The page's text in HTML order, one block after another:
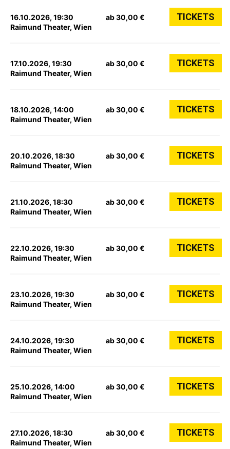
16.10.2026, 19:30
Raimund Theater, Wien
ab 30,00 € TICKETS
17.10.2026, 19:30
Raimund Theater, Wien
ab 30,00 € TICKETS
18.10.2026, 14:00
Raimund Theater, Wien
ab 30,00 € TICKETS
20.10.2026, 18:30
Raimund Theater, Wien
ab 30,00 € TICKETS
21.10.2026, 18:30
Raimund Theater, Wien
ab 30,00 € TICKETS
22.10.2026, 19:30
Raimund Theater, Wien
ab 30,00 € TICKETS
23.10.2026, 19:30
Raimund Theater, Wien
ab 30,00 € TICKETS
24.10.2026, 19:30
Raimund Theater, Wien
ab 30,00 € TICKETS
25.10.2026, 14:00
Raimund Theater, Wien
ab 30,00 € TICKETS
27.10.2026, 18:30
Raimund Theater, Wien
ab 30,00 € TICKETS